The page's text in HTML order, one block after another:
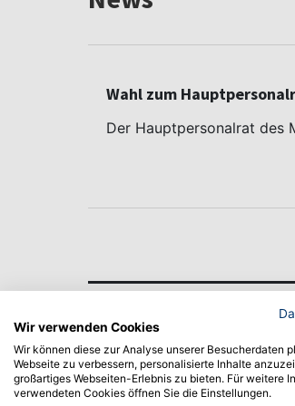
Wahl zum
Der Hauptpersonalrat des
Noch Fragen?
Wichtiges auf
Wir verwenden Cookies
Wir können diese zur Analyse unserer Besucherdaten
Webseite zu verbessern, personalisierte Inhalte
großartiges Webseiten-Erlebnis zu bieten. Für weitere
verwendeten Cookies öffnen Sie die Einstellungen.